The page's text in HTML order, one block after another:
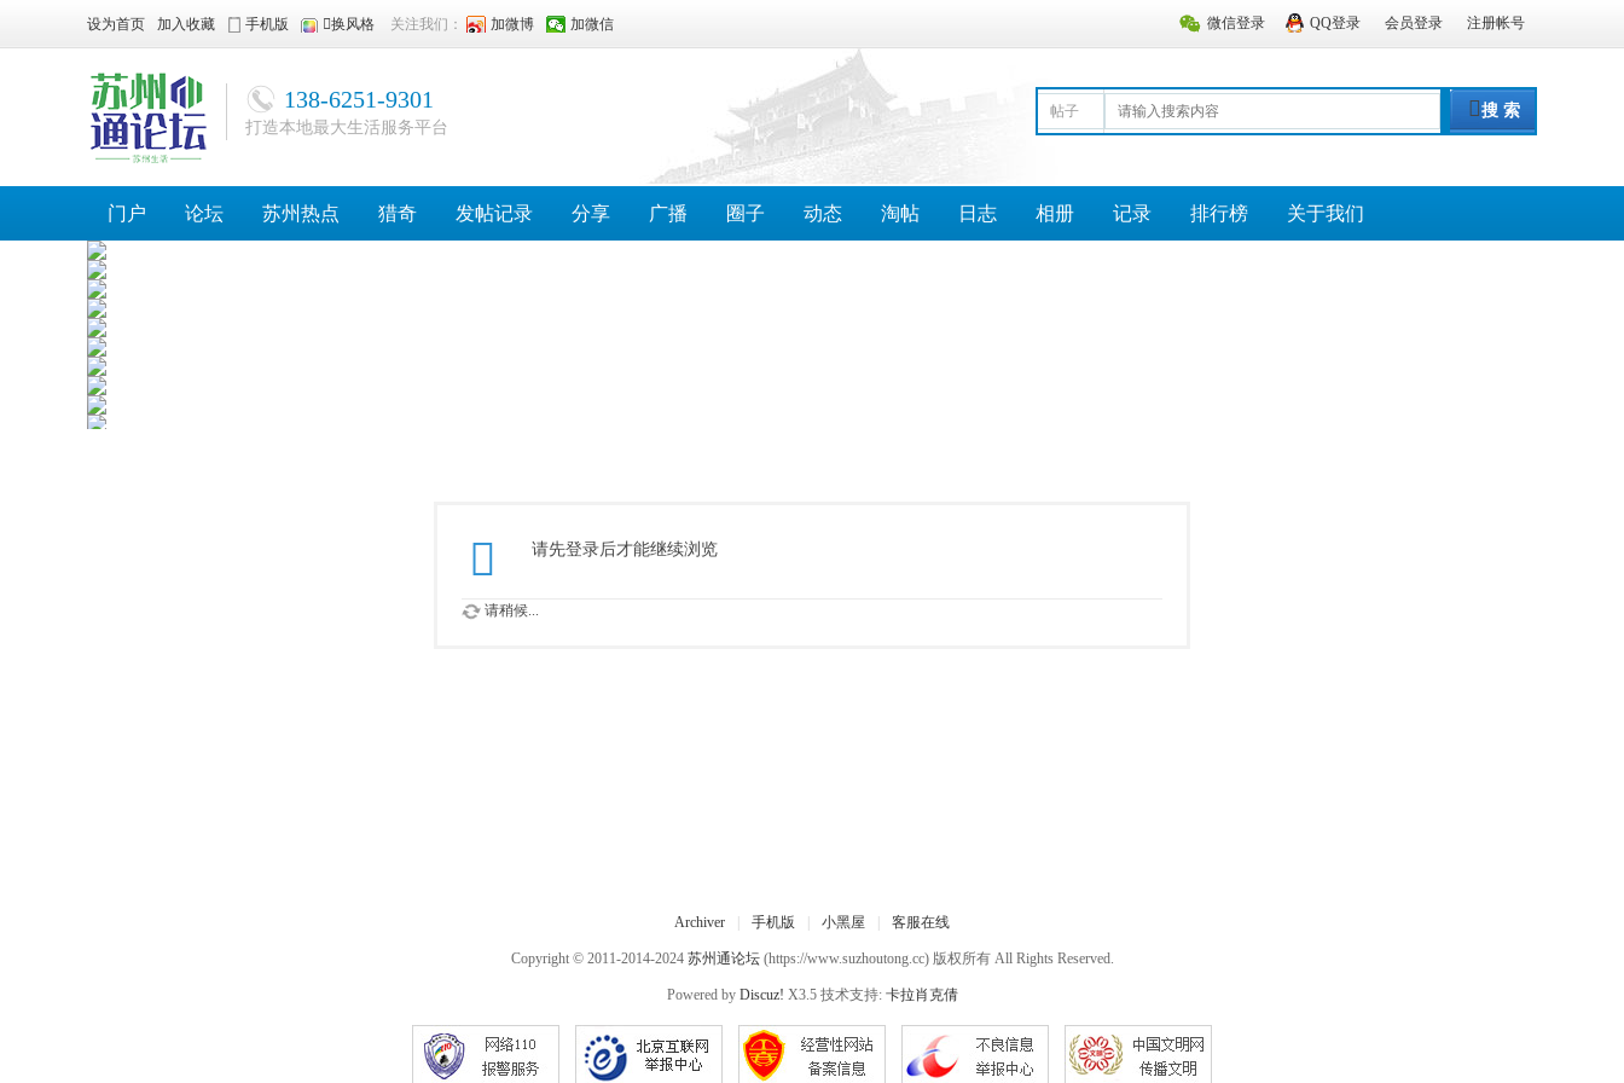
微信登录 QQ登录 会员登录 注册帐号
设为首页 加入收藏 手机版 换风格 关注我们： 加微博 加微信
138-6251-9301
打造本地最大生活服务平台
帖子 搜 索
门户 论坛 苏州热点 猎奇 发帖记录 分享 广播 圈子 动态 淘帖 日志 相册 记录 排行榜 关于我们
请先登录后才能继续浏览
请稍候...
Archiver 手机版 小黑屋 客服在线
Copyright © 2011-2014-2024 苏州通论坛(https://www.suzhoutong.cc) 版权所有 All Rights Reserved.
Powered by Discuz! X3.5 技术支持: 卡拉肖克倩